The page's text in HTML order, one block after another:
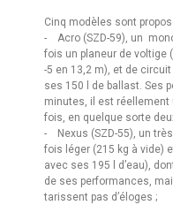
Cinq modèles sont
- Acro (SZD-59), un
fois un planeur de voltige
-5 en 13,2 m), et de
ses 150 l de ballast. Ses
minutes, il est réellement
fois, en quelque sorte
- Nexus (SZD-55), un
fois léger (215 kg à vide)
avec ses 195 l d’eau),
de ses performances,
tarissent pas d’éloges ;